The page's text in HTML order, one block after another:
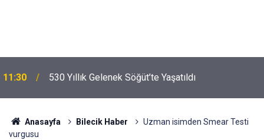
11:30 530 Yıllık Gelenek Söğüt’te Yaşatıldı
Anasayfa Bilecik Haber
Uzman isimden Smear Testi
vurgusu